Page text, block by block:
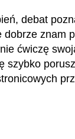
debat
znam
ćwiczę
szybko